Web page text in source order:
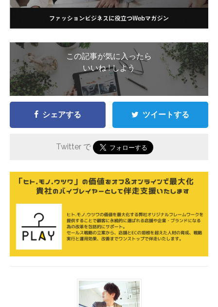
この記事が気に入ったら
いいね ! しよう
シェアする ツイートする
Twitter で